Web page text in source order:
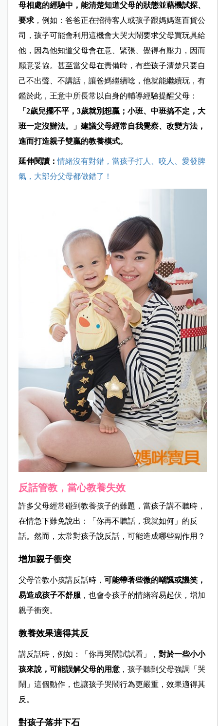
母相處的經驗中，能清楚知道父母的狀態並藉機試探、
要求，例如：爸爸正在招待客人或孩子跟媽媽逛百貨公
司，孩子可能會利用這機會大哭大鬧要求父母買玩具給
他，因為他知道父母會在意、緊張、覺得有壓力，因而
願意妥協。甚至當父母在責備時，有些孩子清楚只要自
己不出聲、不講話，讓爸媽繼續唸，他就能繼續玩，有
鑑於此，王意中所長常以自身的輔導經驗提醒父母：
「2歲兒擺不平，3歲就別想贏；小班、中班搞不定，大
班一定沒辦法。」建議父母經常自我覺察、改變方法，
進而打造親子雙贏的教養模式。
延伸閱讀：情緒沒有對錯，當孩子打人、咬人、愛發脾
氣，大部分父母都做錯了！
反話管教，當心教養失效
許多父母經常碰到教養孩子的難題，當孩子講不聽時，
在情急下難免說出：「你再不聽話，我就如何」的反
話。然而，太常對孩子說反話，可能造成哪些副作用？
增加親子衝突
父母管教小孩講反話時， 可能帶著些微的嘲諷或譏笑，
易造成孩子不舒服 ，也會令孩子的情緒容易起伏，增加
親子衝突。
教養效果適得其反
講反話時，例如：「你再哭鬧試試看」， 對於一些小小
孩來說，可能誤解父母的用意，孩子聽到父母強調「哭
鬧」這個動作，也讓孩子哭鬧行為更嚴重，效果適得其
反。
對孩子落井下石